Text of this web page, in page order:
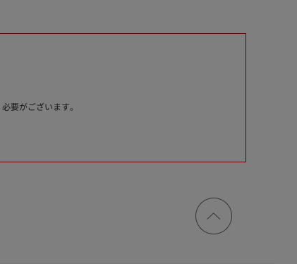
要がございます。
ページ
トップ